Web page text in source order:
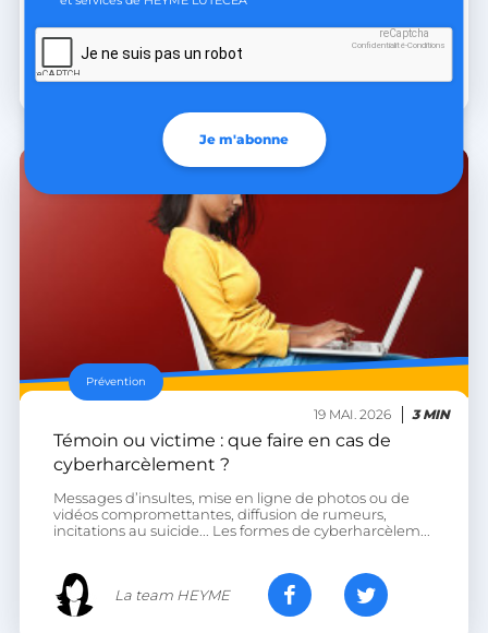
La team HEYME
19 MAI. 2026 3 MIN
Prévention
Témoin ou victime : que faire en cas de
cyberharcèlement ?
Messages d’insultes, mise en ligne de photos ou de
vidéos compromettantes, diffusion de rumeurs,
incitations au suicide... Les formes de cyberharcèlem...
La team HEYME
Je ne suis pas un robot
reCaptcha
Confidentialité-Conditions
Je m'abonne
X-AB
heyme_worldpass_session
worldpass.heyme.care
li_gc
LinkedIn Corporation